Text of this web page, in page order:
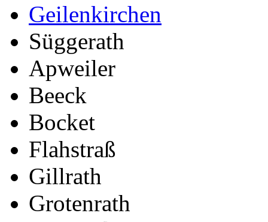
Geilenkirchen
Süggerath
Apweiler
Beeck
Bocket
Flahstraß
Gillrath
Grotenrath